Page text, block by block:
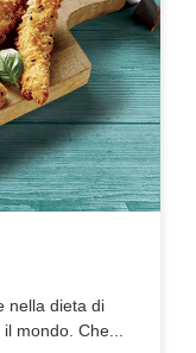
nella dieta di
mondo. Che...